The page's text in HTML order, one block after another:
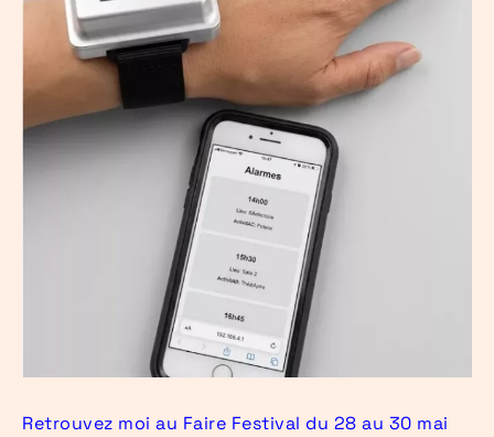
Retrouvez moi au Faire Festival du 28 au 30 mai